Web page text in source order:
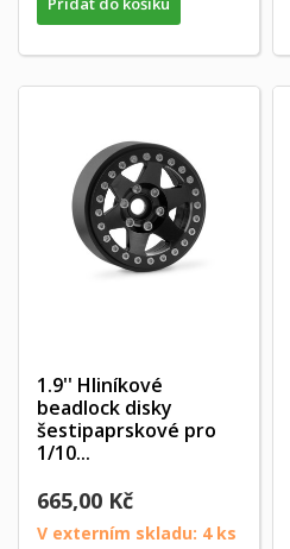
1.9'' Hliníkové
beadlock disky
šestipaprskové pro
1/10...
665,00 Kč
V externím skladu: 4 ks